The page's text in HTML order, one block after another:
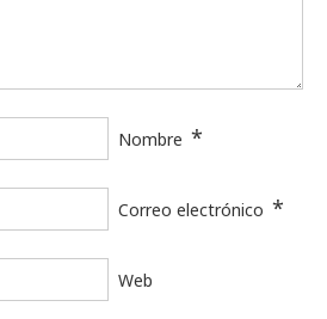
Nombre *
Correo electrónico *
Web